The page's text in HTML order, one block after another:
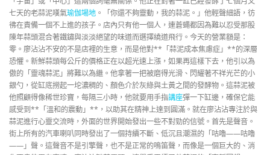
七天的老蒜泥嘆氣瑜伽場地 。「你還不夠靈動，我的蒜泥。」他輕聲細語，彷
彿在責備一個不上進的孩子。店內只有他一個人，連蒼蠅都因為難以忍受那股
陳年蒜頭混合著鐵鏽與淡淡絕望的味道而選擇繞道飛行。今天的營業額是：
零。廖沾沾不安的不是店裡的生意，而是他對**「蒜泥成本焦慮症」**的深層
恐懼。新鮮蒜頭每公斤的價格正在以超光速上漲，如果再這樣下去，他引以為
傲的「靈魂蒜泥」將難以為繼。他拿著一把被磨得光滑、閃耀著不祥光芒的小
銀勺，從缸底撈起一坨濃稠的、顏色介於灰綠與土黃之間的發酵物。這蒜泥被
他照顧得像稀世珍寶，每隔三小時，他就要用手指講座彈一下缸邊，確保它能
感受到**「溫和的震動」**，以助其在精神上達到圓滿。就在廖沾沾專注於與
蒜泥進行心靈交流時，外面的世界開始發出一些不對勁的信號。首先是聲音。
街上所有的汽車喇叭同時發出了一個持續不斷、低沉且潮濕的「咕嚕——咕嚕
——」聲。這聲音不是引擎聲，也不是正常的鳴笛聲，而像是一個巨大的、消